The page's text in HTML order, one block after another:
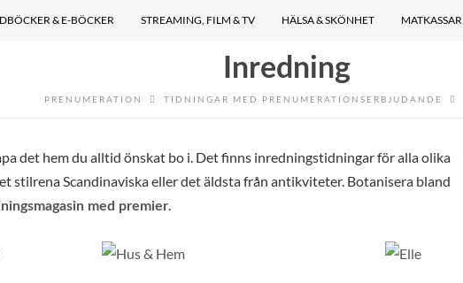
& E-BÖCKER STREAMING, FILM & TV HÄLSA & SKÖNHET MATKASSAR
Inredning
PRENUMERATION TIDNINGAR MED PRENUMERATIONSERBJUDANDE
det hem du alltid önskat bo i. Det finns inredningstidningar för alla olika
stilrena Scandinaviska eller det äldsta från antikviteter. Botanisera bland
med premier.